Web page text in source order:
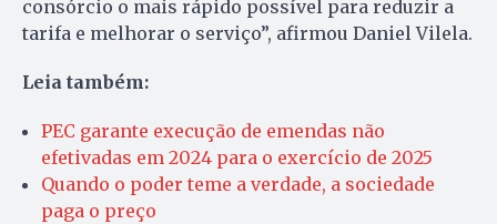
consórcio o mais rápido possível para reduzir a
tarifa e melhorar o serviço”, afirmou Daniel Vilela.
Leia também:
PEC garante execução de emendas não
efetivadas em 2024 para o exercício de 2025
Quando o poder teme a verdade, a sociedade
paga o preço